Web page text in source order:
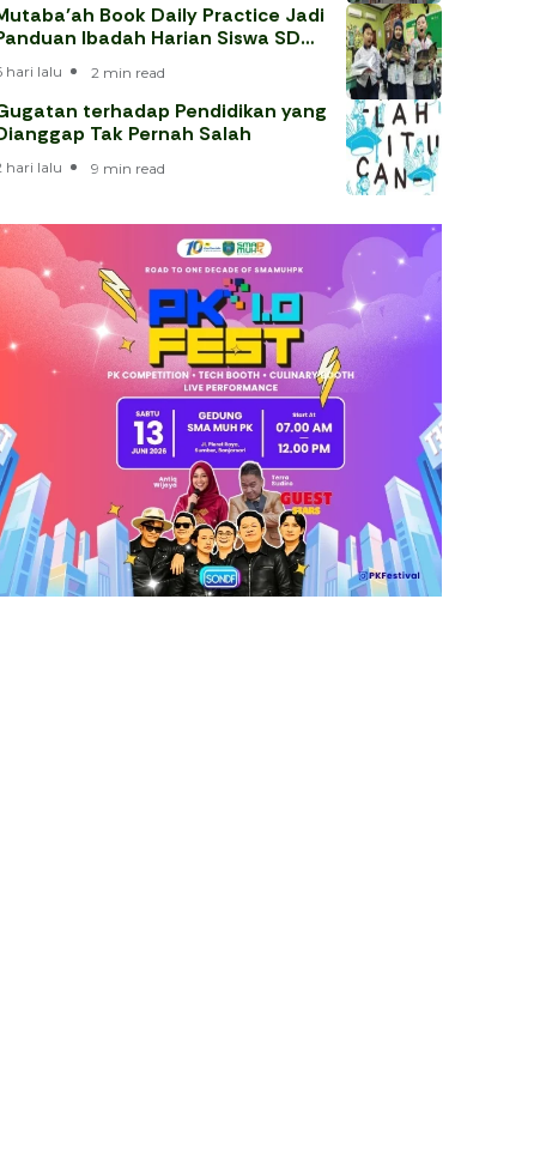
Book Daily Practice Jadi
Ibadah Harian Siswa SD
hari lalu 2 min read
terhadap Pendidikan yang
Tak Pernah Salah
hari lalu 9 min read